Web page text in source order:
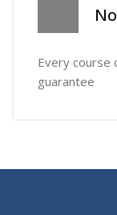
Every course
guarantee